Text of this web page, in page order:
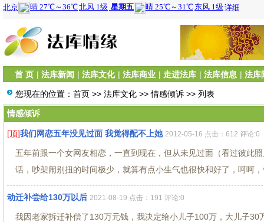
首 页 | 法库新闻 | 法库文化 | 法库商业 | 走进法库 | 法库信息 | 法库
您现在的位置： 首页 >> 法库文化 >>情感倾诉 >> 列表
情感倾诉
[顶]我们网恋五年没见过面 我觉得配不上她 2012-05-16 点击：612 评论:0
五年前跟一个女网友相恋，一直到现在，但从未见过面（看过彼此
话，吵架闹别扭的时间极少，就算有点小生气也很快和好了，呵呵
动迁补尝给130万以后 2021-08-19 点击：191 评论:0
我因老家拆迁补偿了130万元钱，我决定给小儿子100万，大儿子